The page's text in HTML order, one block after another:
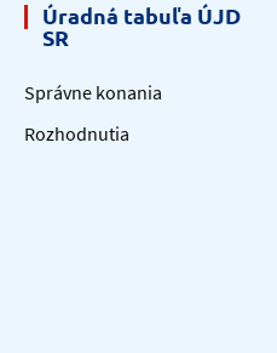
Úradná tabuľa ÚJD
SR
Správne konania
Rozhodnutia